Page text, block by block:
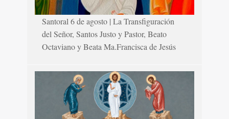
Santoral 6 de agosto | La Transfiguración
del Señor, Santos Justo y Pastor, Beato
Octaviano y Beata Ma.Francisca de Jesús